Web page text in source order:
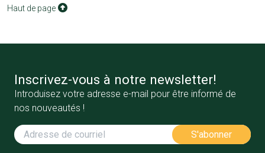
Haut de page
Inscrivez-vous à notre newsletter!
Introduisez votre adresse e-mail pour être informé de
nos nouveautés !